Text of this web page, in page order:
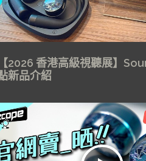
【2026 香港高級視聽展】
新品介紹